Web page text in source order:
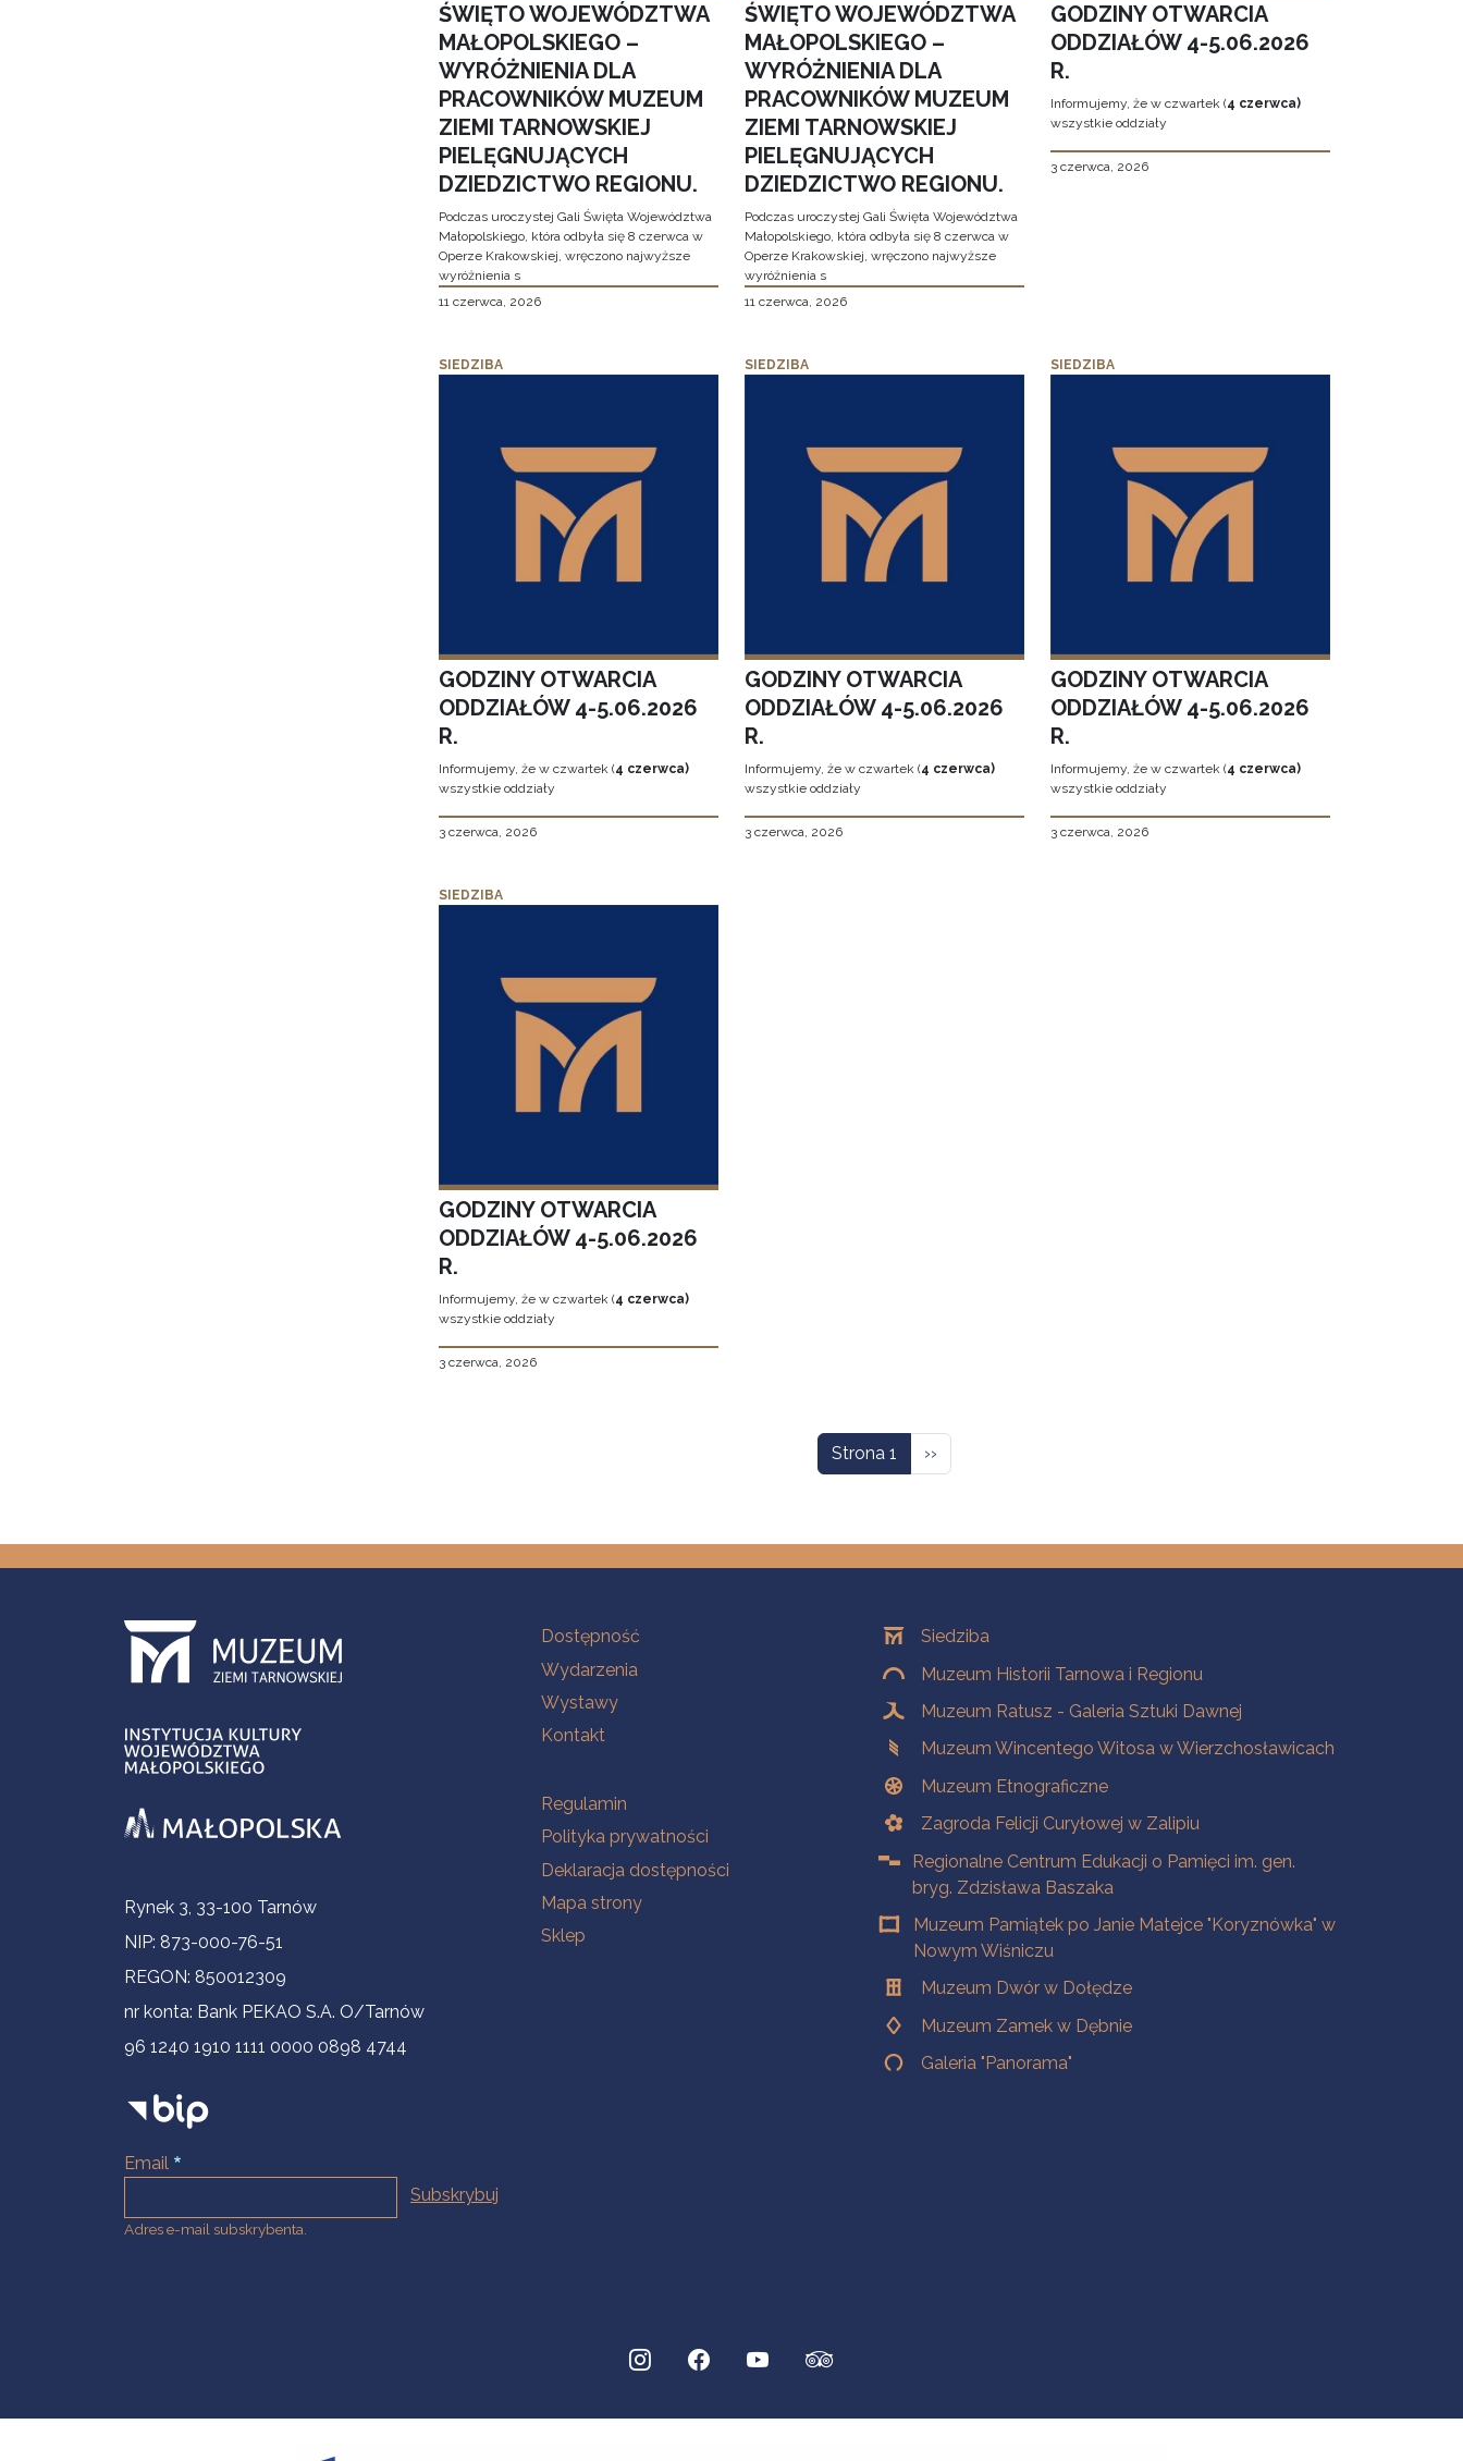
ŚWIĘTO WOJEWÓDZTWA
MAŁOPOLSKIEGO –
WYRÓŻNIENIA DLA
PRACOWNIKÓW MUZEUM
ZIEMI TARNOWSKIEJ
PIELĘGNUJĄCYCH
DZIEDZICTWO REGIONU.
Podczas uroczystej Gali Święta Województwa
Małopolskiego, która odbyła się 8 czerwca w
Operze Krakowskiej, wręczono najwyższe
wyróżnienia s
11 czerwca, 2026
ŚWIĘTO WOJEWÓDZTWA
MAŁOPOLSKIEGO –
WYRÓŻNIENIA DLA
PRACOWNIKÓW MUZEUM
ZIEMI TARNOWSKIEJ
PIELĘGNUJĄCYCH
DZIEDZICTWO REGIONU.
Podczas uroczystej Gali Święta Województwa
Małopolskiego, która odbyła się 8 czerwca w
Operze Krakowskiej, wręczono najwyższe
wyróżnienia s
11 czerwca, 2026
GODZINY OTWARCIA
ODDZIAŁÓW 4-5.06.2026
R.
Informujemy, że w czwartek (4 czerwca)
wszystkie oddziały
3 czerwca, 2026
SIEDZIBA
GODZINY OTWARCIA
ODDZIAŁÓW 4-5.06.2026
R.
Informujemy, że w czwartek (4 czerwca)
wszystkie oddziały
3 czerwca, 2026
SIEDZIBA
GODZINY OTWARCIA
ODDZIAŁÓW 4-5.06.2026
R.
Informujemy, że w czwartek (4 czerwca)
wszystkie oddziały
3 czerwca, 2026
SIEDZIBA
GODZINY OTWARCIA
ODDZIAŁÓW 4-5.06.2026
R.
Informujemy, że w czwartek (4 czerwca)
wszystkie oddziały
3 czerwca, 2026
SIEDZIBA
GODZINY OTWARCIA
ODDZIAŁÓW 4-5.06.2026
R.
Informujemy, że w czwartek (4 czerwca)
wszystkie oddziały
3 czerwca, 2026
Strona 1 Następna strona
››
Informacje kontaktowe
Rynek 3, 33-100 Tarnów
NIP: 873-000-76-51
REGON: 850012309
nr konta: Bank PEKAO S.A. O/Tarnów
96 1240 1910 1111 0000 0898 4744
Email
Adres e-mail subskrybenta.
Na skróty
Dostępność
Wydarzenia
Wystawy
Kontakt
Na skróty
Regulamin
Polityka prywatności
Deklaracja dostępności
Mapa strony
Sklep
OddziałySiedziba
Muzeum Historii Tarnowa i Regionu
Muzeum Ratusz - Galeria Sztuki Dawnej
Muzeum Wincentego Witosa w Wierzchosławicach
Muzeum Etnograficzne
Zagroda Felicji Curyłowej w Zalipiu
Regionalne Centrum Edukacji o Pamięci im. gen.
bryg. Zdzisława Baszaka
Muzeum Pamiątek po Janie Matejce "Koryznówka" w
Nowym Wiśniczu
Muzeum Dwór w Dołędze
Muzeum Zamek w Dębnie
Galeria "Panorama"